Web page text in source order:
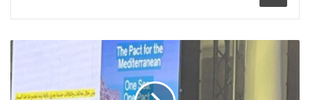
سفيرة
مصر